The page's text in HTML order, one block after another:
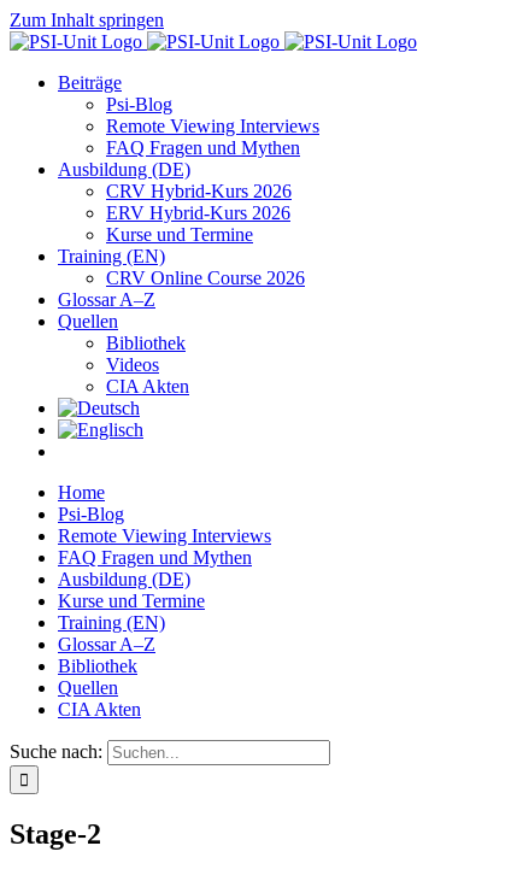
Zum Inhalt springen
Beiträge
Psi-Blog
Remote Viewing Interviews
FAQ Fragen und Mythen
Ausbildung (DE)
CRV Hybrid-Kurs 2026
ERV Hybrid-Kurs 2026
Kurse und Termine
Training (EN)
CRV Online Course 2026
Glossar A–Z
Quellen
Bibliothek
Videos
CIA Akten
Home
Psi-Blog
Remote Viewing Interviews
FAQ Fragen und Mythen
Ausbildung (DE)
Kurse und Termine
Training (EN)
Glossar A–Z
Bibliothek
Quellen
CIA Akten
Suche nach:
Stage-2